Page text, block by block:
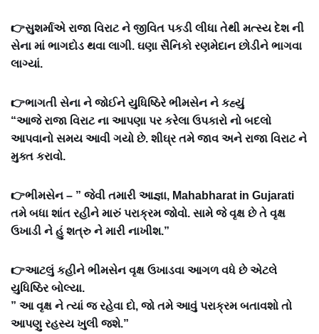
👉સુશર્માએ રાજા વિરાટ ને જીવિત પકડી લીધા તેથી મત્સ્ય દેશ ની
સેના માં ભાગદોડ થવા લાગી. ઘણા સૈનિકો રણમેદાન છોડીને ભાગવા
લાગ્યાં.
👉ભાગતી સેના ને જોઈને યુધિષ્ઠિરે ભીમસેન ને કહ્યું
“આજે રાજા વિરાટ ના આપણા પર કરેલા ઉપકારો નો બદલો
આપવાનો સમય આવી ગયો છે. શીઘ્ર તમે જાવ અને રાજા વિરાટ ને
મુક્ત કરાવો.
👉ભીમસેન – ” જેવી તમારી આજ્ઞા, Mahabharat in Gujarati
તમે બધા શાંત રહીને મારું પરાક્રમ જોવો‌. સામે જે વૃક્ષ છે તે વૃક્ષ
ઉખાડી ને હું શત્રુ ને મારી નાખીશ.”
👉આટલું કહીને ભીમસેન વૃક્ષ ઉખાડવા આગળ વધે છે એટલે
યુધિષ્ઠિર બોલ્યા.
” આ વૃક્ષ ને ત્યાં જ રહેવા દો, જો તમે આવું પરાક્રમ બતાવશો તો
આપણુ રહસ્ય ખુલી જશે.”